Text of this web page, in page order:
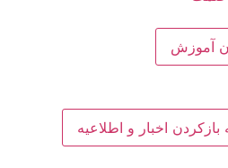
آموزش
بازکردن اخبار و اطلاعیه